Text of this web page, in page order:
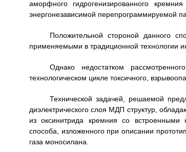
аморфного гидрогенизированного
энергонезависимой перепрограммируемой
Положительной стороной данного
применяемыми в традиционной технологии
Однако недостатком
технологическом цикле токсичного,
Технической задачей, решаемой
диэлектрического слоя МДП структур,
из оксинитрида кремния со
способа, изложенного при описании
газа моносилана.